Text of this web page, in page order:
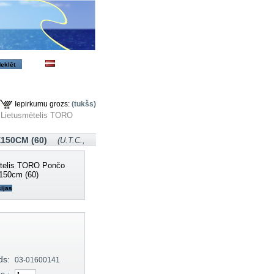
Iepirkumu grozs: (tukšs)
TORO
(60)
(U.T.C.,
TORO Pončo
(60)
03-01600141